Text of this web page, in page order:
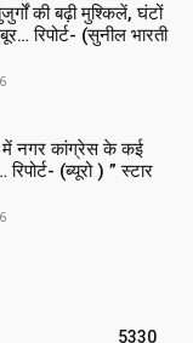
की बढ़ी मुश्किलें, घंटों
रिपोर्ट- (सुनील भारती
में नगर कांग्रेस के कई
(ब्यूरो ) ” स्टार
5330